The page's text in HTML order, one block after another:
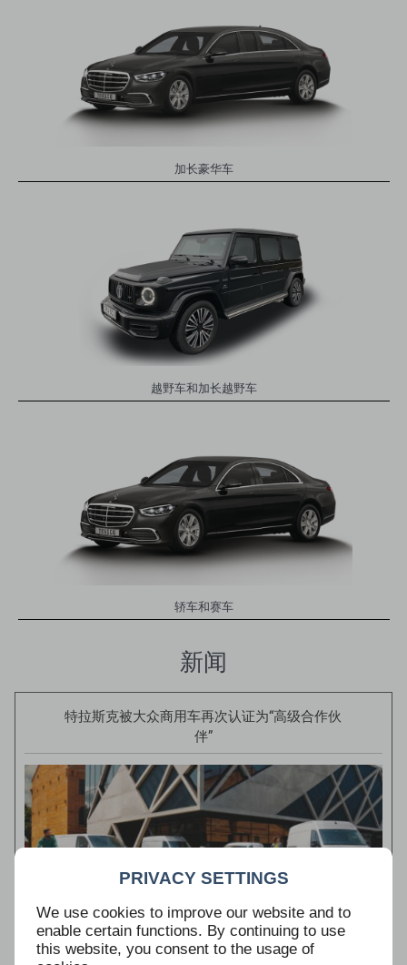
PRIVACY SETTINGS
We use cookies to improve our website and to
enable certain functions. By continuing to use
this website, you consent to the usage of
加长豪华车
越野车和加长越野车
轿车和赛车
新闻
特拉斯克被大众商用车再次认证为“高级合作伙
伴”